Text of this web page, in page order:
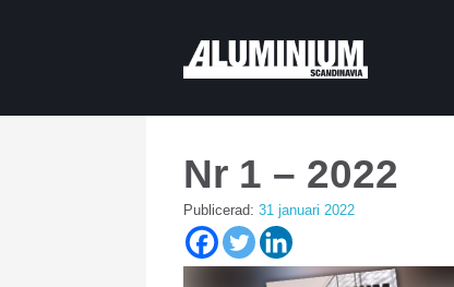
Nr 1 – 2022
Publicerad:31 januari 2022